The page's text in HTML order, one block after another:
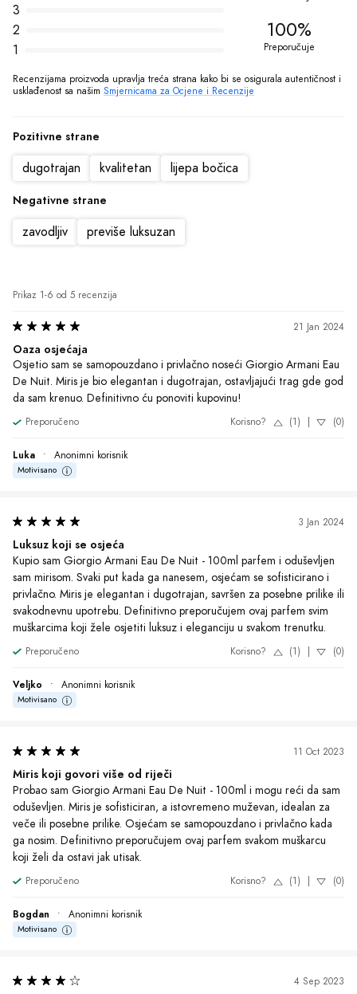
3
2
1
100%
Preporučuje
Recenzijama proizvoda upravlja treća strana kako bi se osigurala autentičnost i
usklađenost sa našim Smjernicama za Ocjene i Recenzije
Pozitivne strane
dugotrajan kvalitetan lijepa bočica
Negativne strane
zavodljiv previše luksuzan
Prikaz 1-6 od 5 recenzija
21 Jan 2024
Oaza osjećaja
Osjetio sam se samopouzdano i privlačno noseći Giorgio Armani Eau
De Nuit. Miris je bio elegantan i dugotrajan, ostavljajući trag gde god
da sam krenuo. Definitivno ću ponoviti kupovinu!
Preporučeno Korisno? (1) (0)
Luka • Anonimni korisnik
Motivisano
3 Jan 2024
Luksuz koji se osjeća
Kupio sam Giorgio Armani Eau De Nuit - 100ml parfem i oduševljen
sam mirisom. Svaki put kada ga nanesem, osjećam se sofisticirano i
privlačno. Miris je elegantan i dugotrajan, savršen za posebne prilike ili
svakodnevnu upotrebu. Definitivno preporučujem ovaj parfem svim
muškarcima koji žele osjetiti luksuz i eleganciju u svakom trenutku.
Preporučeno Korisno? (1) (0)
Veljko • Anonimni korisnik
Motivisano
11 Oct 2023
Miris koji govori više od riječi
Probao sam Giorgio Armani Eau De Nuit - 100ml i mogu reći da sam
oduševljen. Miris je sofisticiran, a istovremeno muževan, idealan za
veče ili posebne prilike. Osjećam se samopouzdano i privlačno kada
ga nosim. Definitivno preporučujem ovaj parfem svakom muškarcu
koji želi da ostavi jak utisak.
Preporučeno Korisno? (1) (0)
Bogdan • Anonimni korisnik
Motivisano
4 Sep 2023